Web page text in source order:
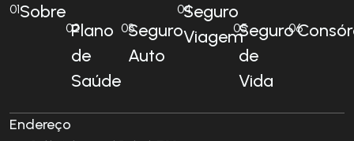
01Sobre
02Plano
de
Saúde
03Seguro
Auto
04Seguro
Viagem
05Seguro
de
Vida
06
Endereço